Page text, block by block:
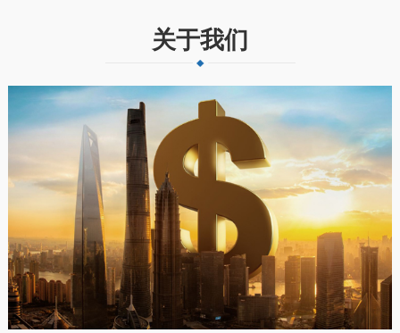
关于我们